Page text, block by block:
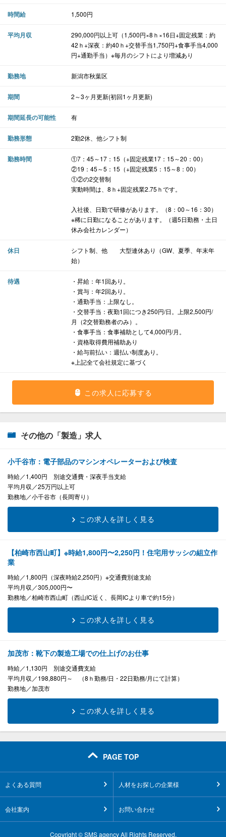
時間給 1,500円
平均月収
290,000円以上可（1,500円×8ｈ×16日+固定残業：約
42ｈ+深夜：約40ｈ+交替手当1,750円+食事手当4,000
円+通勤手当）※毎月のシフトにより増減あり
勤務地 新潟市秋葉区
期間 2～3ヶ月更新(初回1ヶ月更新)
期間延長の可能性 有
勤務形態 2勤2休、他シフト制
勤務時間
①7：45～17：15（+固定残業17：15～20：00）
②19：45～5：15（+固定残業5：15～8：00）
①②の2交替制
実動時間は、8ｈ+固定残業2.75ｈです。
入社後、日勤で研修があります。（8：00～16：30）
※稀に日勤になることがあります。（週5日勤務・土日
休み会社カレンダー）
休日
シフト制、他 大型連休あり（GW、夏季、年末年
始）
待遇
・昇給：年1回あり。
・賞与：年2回あり。
・通勤手当：上限なし。
・交替手当：夜勤1回につき250円/日。上限2,500円/
月（2交替勤務者のみ）。
・食事手当：食事補助として4,000円/月。
・資格取得費用補助あり
・給与前払い：週払い制度あり。
※上記全て会社規定に基づく
この求人に応募する
その他の「製造」求人
小千谷市：電子部品のマシンオペレーターおよび検査
時給
1,400円 別途交通費・深夜手当支給
平均月収
25万円以上可
勤務地
小千谷市（長岡寄り）
この求人を詳しく見る
【柏崎市西山町】※時給1,800円〜2,250円！住宅用サッシの組立作
業
時給
1,800円（深夜時給2,250円）※交通費別途支給
平均月収
305,000円〜
勤務地
柏崎市西山町（西山IC近く、長岡ICより車で約15分）
この求人を詳しく見る
加茂市：靴下の製造工場での仕上げのお仕事
時給
1,130円 別途交通費支給
平均月収
198,880円～ （8ｈ勤務/日・22日勤務/月にて計算）
勤務地
加茂市
この求人を詳しく見る
PAGE TOP
よくある質問 人材をお探しの企業様
会社案内 お問い合わせ
Copyright © SMS agency All Rights Reserved.